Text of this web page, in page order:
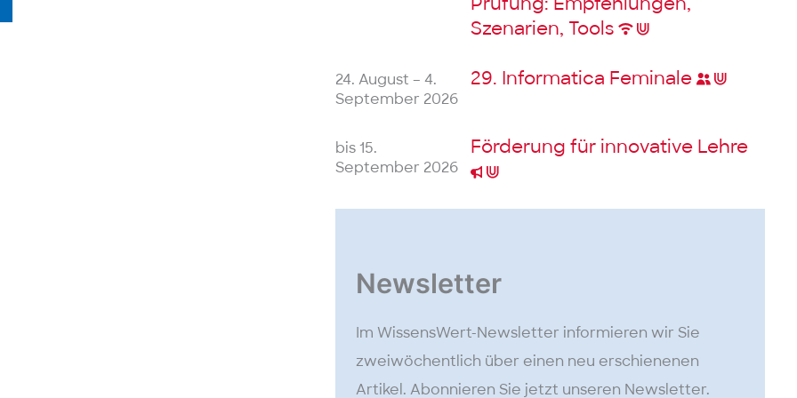
Szenarien, Tools
24. August – 4.
September 2026
29. Informatica Feminale
bis 15.
September 2026
Förderung für innovative Lehre
Newsletter
Im WissensWert-Newsletter informieren wir Sie
zweiwöchentlich über einen neu erschienenen
Artikel. Abonnieren Sie jetzt unseren Newsletter.